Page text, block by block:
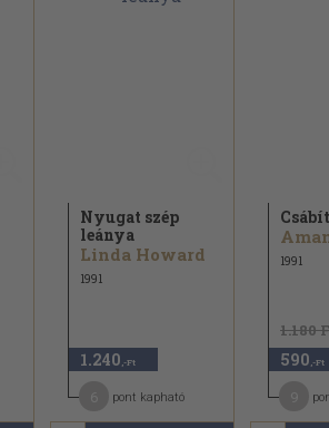
Nyugat szép
leánya
Linda Howard
1991
1.240 ,-Ft
pont kapható
1991
1.180
590 ,-Ft